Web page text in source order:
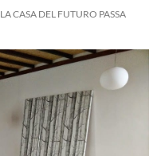
LA CASA DEL FUTURO PASSA